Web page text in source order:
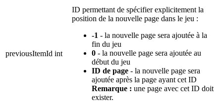
previousItemId int
ID permettant de spécifier explicitement la
position de la nouvelle page dans le jeu :
-1 - la nouvelle page sera ajoutée à la
fin du jeu
0 - la nouvelle page sera ajoutée au
début du jeu
ID de page - la nouvelle page sera
ajoutée après la page ayant cet ID
Remarque : une page avec cet ID doit
exister.